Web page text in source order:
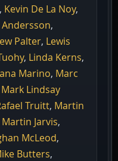
, Kevin De La Noy,
Andersson,
Palter, Lewis
, Linda Kerns,
Marino, Marc
Mark Lindsay
Truitt, Martin
Martin Jarvis,
McLeod,
Butters,